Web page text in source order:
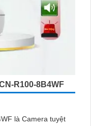
R100-8B4WF
là Camera tuyệt